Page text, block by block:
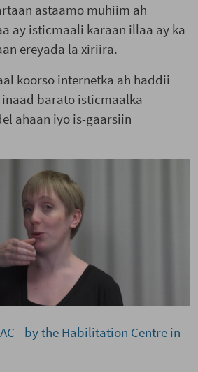
astaamo muhiim ah
ay isticmaali karaan illaa ay ka
ereyada la xiriira.
koorso internetka ah haddii
barato isticmaalka
ahaan iyo is-gaarsiin
- by the Habilitation Centre in